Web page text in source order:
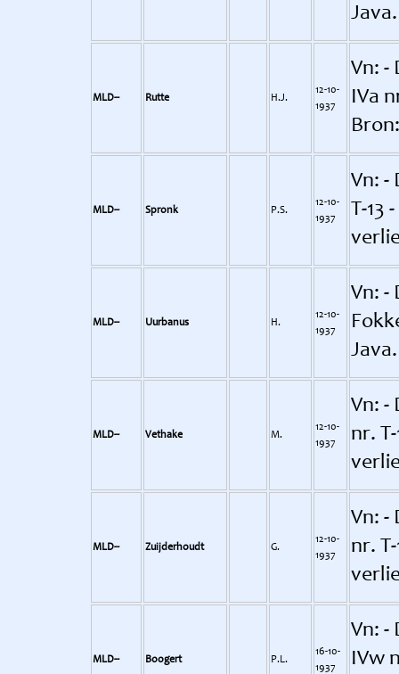
MLD-- Rutte H.J.
12-10-
1937
Vn: -
IVa
MLD-- Spronk P.S.
12-10-
1937
Vn: -
T-
MLD-- Uurbanus H.
12-10-
1937
Vn: -
MLD-- Vethake M.
12-10-
1937
Vn: -
nr.
MLD-- Zuijderhoudt G.
12-10-
1937
Vn: -
nr.
MLD-- Boogert P.L.
16-10-
1937
Vn: -
IVw